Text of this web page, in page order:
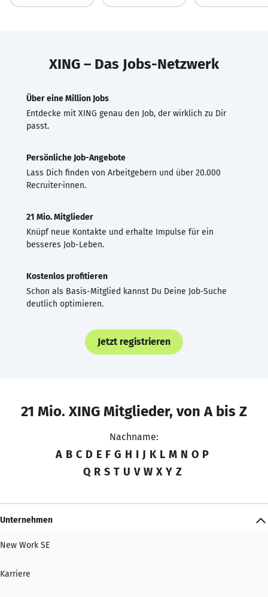
XING – Das Jobs-Netzwerk
Über eine Million Jobs
Entdecke mit XING genau den Job, der wirklich zu Dir
passt.
Persönliche Job-Angebote
Lass Dich finden von Arbeitgebern und über 20.000
Recruiter·innen.
21 Mio. Mitglieder
Knüpf neue Kontakte und erhalte Impulse für ein
besseres Job-Leben.
Kostenlos profitieren
Schon als Basis-Mitglied kannst Du Deine Job-Suche
deutlich optimieren.
Jetzt registrieren
21 Mio. XING Mitglieder, von A bis Z
Nachname:
A B C D E F G H I J K L M N O P
Q R S T U V W X Y Z
Unternehmen
New Work SE
Karriere